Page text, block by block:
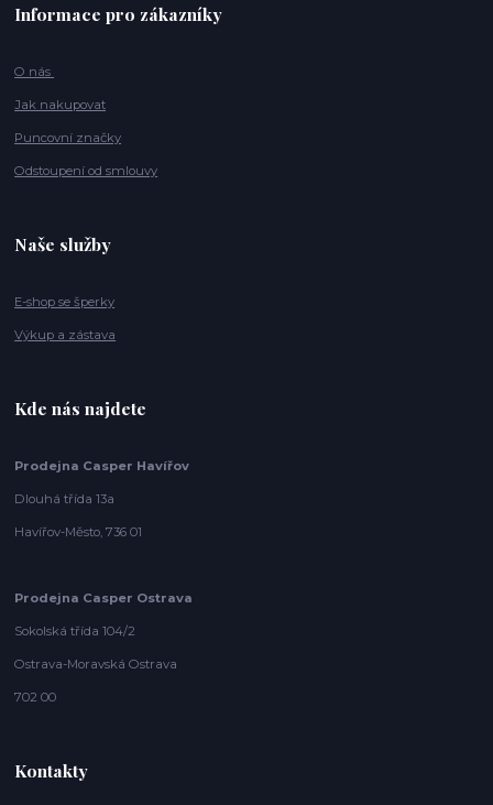
Informace pro zákazníky
O nás
Jak nakupovat
Puncovní značky
Odstoupení od smlouvy
Naše služby
E-shop se šperky
Výkup a zástava
Kde nás najdete
Prodejna Casper Havířov
Dlouhá třída 13a
Havířov-Město, 736 01
Prodejna Casper Ostrava
Sokolská třída 104/2
Ostrava-Moravská Ostrava
702 00
Kontakty